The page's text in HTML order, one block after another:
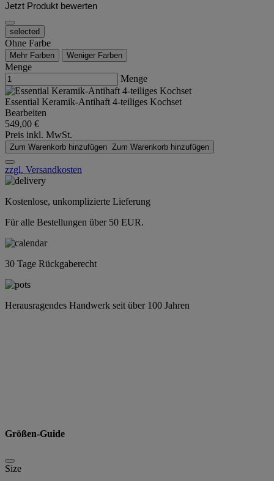
Jetzt Produkt bewerten
selected
Ohne Farbe
Mehr Farben Weniger Farben
Menge
Menge
Essential Keramik-Antihaft 4-teiliges Kochset
Bearbeiten
549,00 €
Preis inkl. MwSt.
Zum Warenkorb hinzufügen Zum Warenkorb hinzufügen
zzgl. Versandkosten
Kostenlose, unkomplizierte Lieferung
Für alle Bestellungen über 50 EUR.
30 Tage Rückgaberecht
Herausragendes Handwerk seit über 100 Jahren
Größen-Guide
Size